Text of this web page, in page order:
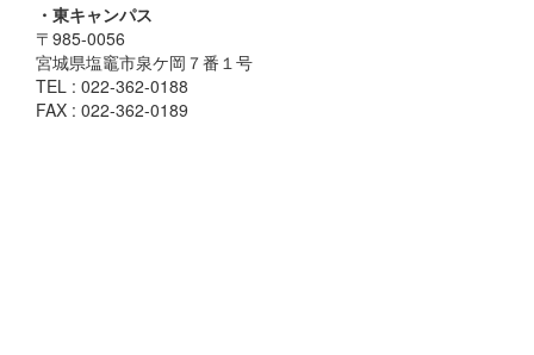
・東キャンパス
〒985-0056
宮城県塩竈市泉ケ岡７番１号
TEL : 022-362-0188
FAX : 022-362-0189